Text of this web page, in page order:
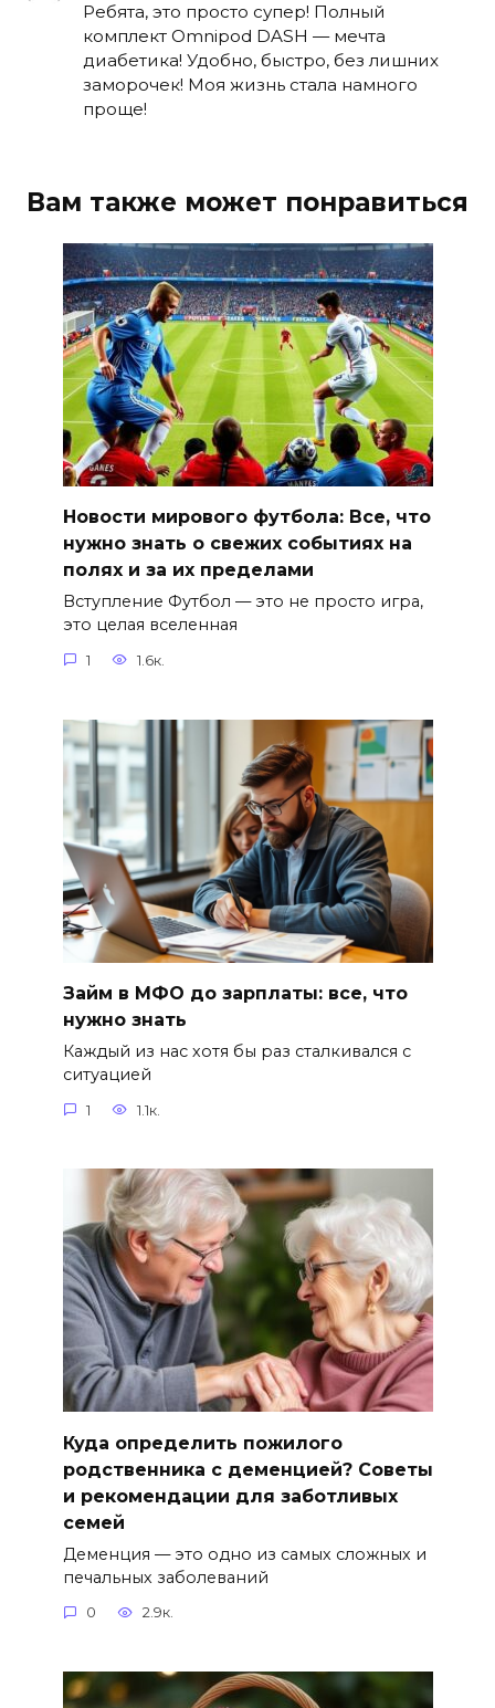
Ребята, это просто супер! Полный
комплект Omnipod DASH — мечта
диабетика! Удобно, быстро, без лишних
заморочек! Моя жизнь стала намного
проще!
Вам также может понравиться
Новости мирового футбола: Все, что
нужно знать о свежих событиях на
полях и за их пределами
Вступление Футбол — это не просто игра,
это целая вселенная
1 1.6к.
Займ в МФО до зарплаты: все, что
нужно знать
Каждый из нас хотя бы раз сталкивался с
ситуацией
1 1.1к.
Куда определить пожилого
родственника с деменцией? Советы
и рекомендации для заботливых
семей
Деменция — это одно из самых сложных и
печальных заболеваний
0 2.9к.